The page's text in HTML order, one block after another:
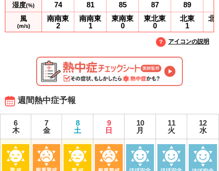
湿度(%)
風
(m/s)
74
南南東
2
81
南南東
1
85
東南東
0
87
東北東
0
89
北東
1
北
アイコンの説明
週間熱中症予報
6
木
7
金
8
土
9
日
10
月
11
火
12
水